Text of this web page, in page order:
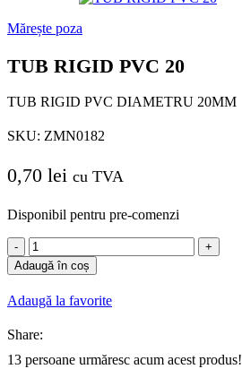
Mărește poza
TUB RIGID PVC 20
TUB RIGID PVC DIAMETRU 20MM
SKU: ZMN0182
0,70 lei cu TVA
Disponibil pentru pre-comenzi
Cantitate
TUB
RIGID
PVC
20
Adaugă în coș
Adaugă la favorite
Share:
13 persoane urmăresc acum acest produs!